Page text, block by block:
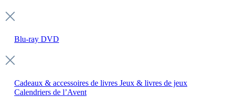
Blu-ray DVD
Cadeaux & accessoires de livres Jeux & livres de jeux
Calendriers de l’Avent